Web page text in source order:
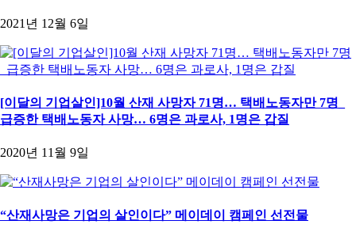
2021년 12월 6일
[이달의 기업살인]10월 산재 사망자 71명… 택배노동자만 7명_
급증한 택배노동자 사망… 6명은 과로사, 1명은 갑질
2020년 11월 9일
“산재사망은 기업의 살인이다” 메이데이 캠페인 선전물